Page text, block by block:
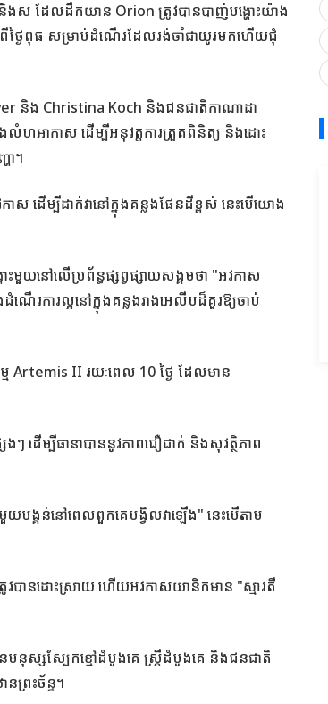
ងស ដែលដឹកយាន Orion ត្រូវបានបាញ់បង្ហោះយ៉ាង
ថ្ងៃពុធ សម្រាប់ដំណើរដែលរង់ចាំជាយូរមកហើយជុំ
និង Christina Koch និងជនជាតិកាណាដា
អាកាស ដើម្បីអនុវត្តការត្រួតពិនិត្យ និងដោះ
ា។
ដើម្បីដាក់វានៅក្នុងគន្លងផែនដីខ្ពស់ នេះបើយោង
យនៅលើប្រព័ន្ធផ្សព្វផ្សាយសង្គមថា "អវកាស
រការល្អនៅក្នុងគន្លងរាងអេលីបដ៏គួរឱ្យចាប់
Artemis II រយៈពេល 10 ថ្ងៃ ដែលមាន
ដើម្បីធានាបាននូវភាពជឿជាក់ និងសុវត្ថិភាព
ង្គន់នៅពេលពួកគេបង្វិលវាឡើង" នេះបើតាម
បានដោះស្រាយ ហើយអវកាសយានិកមាន "ស្មារតី
នមនុស្សស្បែកខ្មៅដំបូងគេ ស្ត្រីដំបូងគេ និងជនជាតិ
ព្រះច័ន្ទ។